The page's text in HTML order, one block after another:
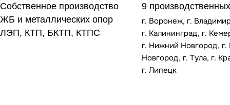
до 110 кВ
Большой ассортимент в наличии. Продукция аттестована
Собственное производство
ЖБ и металлических опор
ЛЭП, КТП, БКТП, КТПС
9
г. Воронеж, г.
г. Калининград, г.
г. Нижний Новгород, г.
Новгород, г. Тула, г.
г. Липецк